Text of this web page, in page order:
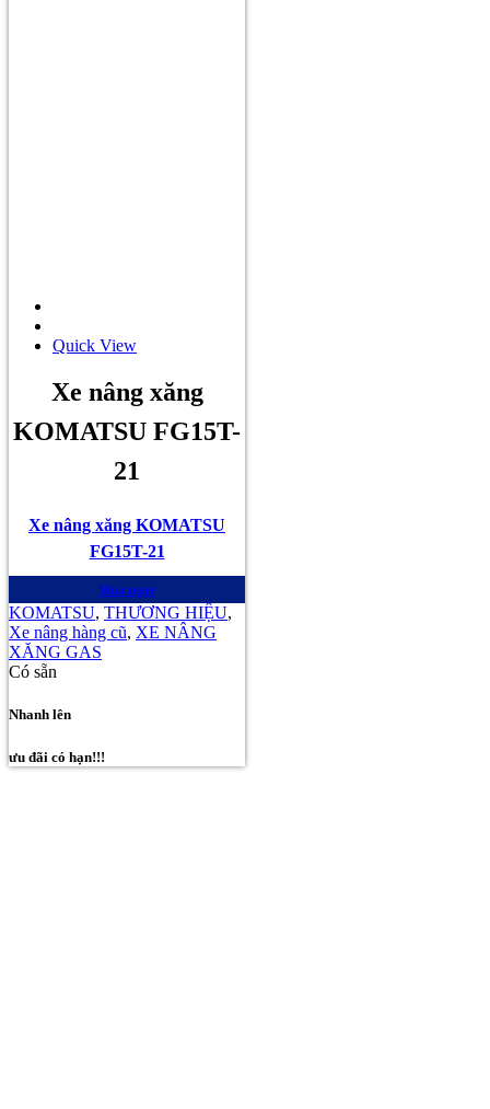
Quick View
Xe nâng xăng
KOMATSU FG15T-
21
Xe nâng xăng KOMATSU
FG15T-21
Mua ngay
KOMATSU, THƯƠNG HIỆU,
Xe nâng hàng cũ, XE NÂNG
XĂNG GAS
Có sẵn
Nhanh lên
ưu đãi có hạn!!!